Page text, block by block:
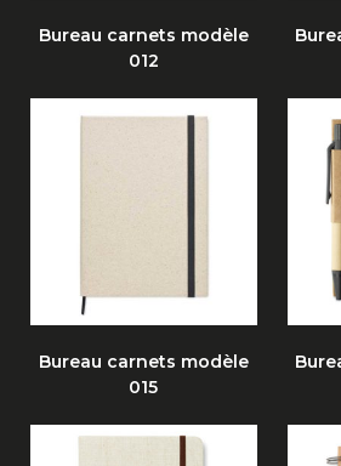
Bureau carnets modèle
012
Bureau carnets modèle
015